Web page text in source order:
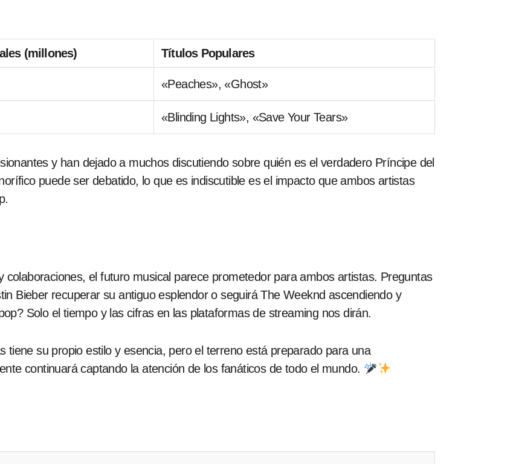
(millones) Títulos Populares
«Peaches», «Ghost»
«Blinding Lights», «Save Your Tears»
y han dejado a muchos discutiendo sobre quién es el verdadero Príncipe del
puede ser debatido, lo que es indiscutible es el impacto que ambos artistas
colaboraciones, el futuro musical parece prometedor para ambos artistas. Preguntas
Bieber recuperar su antiguo esplendor o seguirá The Weeknd ascendiendo y
Solo el tiempo y las cifras en las plataformas de streaming nos dirán.
tiene su propio estilo y esencia, pero el terreno está preparado para una
continuará captando la atención de los fanáticos de todo el mundo.